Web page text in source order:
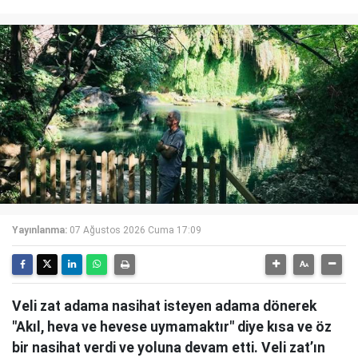
Yayınlanma: 07 Ağustos 2026 Cuma 17:09
Veli zat adama nasihat isteyen adama dönerek
"Akıl, heva ve hevese uymamaktır" diye kısa ve öz
bir nasihat verdi ve yoluna devam etti. Veli zat’ın